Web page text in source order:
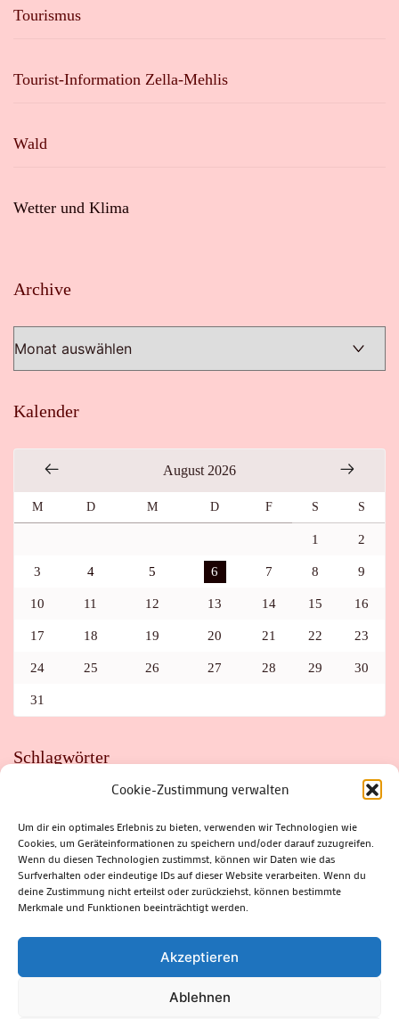
Cookie-Zustimmung verwalten
Um dir ein optimales Erlebnis zu bieten, verwenden wir Technologien wie
Cookies, um Geräteinformationen zu speichern und/oder darauf zuzugreifen.
Wenn du diesen Technologien zustimmst, können wir Daten wie das
Surfverhalten oder eindeutige IDs auf dieser Website verarbeiten. Wenn du
deine Zustimmung nicht erteilst oder zurückziehst, können bestimmte
Merkmale und Funktionen beeinträchtigt werden.
Akzeptieren
Ablehnen
Tourismus
Tourist-Information Zella-Mehlis
Wald
Wetter und Klima
Archive
Kalender
August 2026
M D M D F S S
1 2
3 4 5 6 7 8 9
10 11 12 13 14 15 16
17 18 19 20 21 22 23
24 25 26 27 28 29 30
31
Schlagwörter
FAHRRAD
FLOHMARKT FOLK GEWINNSPIEL
HITZE
HITZEFALLE AUTO
IRISH DANCE JAZZ
KABARETT
KINDER
KIRMES KLASSIK
KLEINE SUHLER REIHE
KRIMI
KULTUR LESUNG LOTTO
MEININGEN
PARASITEN
PILZE SCHLEUSINGEN
SCHULWEG
SOMMERFERIEN
SPORT SRH
STADTFEST
STADTMARKETING
STRASSENSPERRUNG
SUHL
SUHLER FRÜHLING
SUHLER STADTMARKETING
THÜRINGER WALD
ZELLA-MEHLIS